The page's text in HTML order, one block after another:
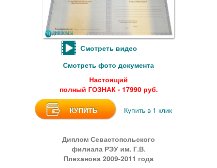
Смотреть видео
Смотреть фото документа
Настоящий
полный ГОЗНАК - 17990 руб.
КУПИТЬ Купить в 1 клик
Диплом Севастопольского
филиала РЭУ им. Г.В.
Плеханова 2009-2011 года